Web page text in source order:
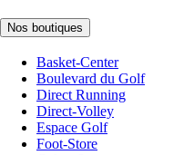
Nos boutiques
Basket-Center
Boulevard du Golf
Direct Running
Direct-Volley
Espace Golf
Foot-Store